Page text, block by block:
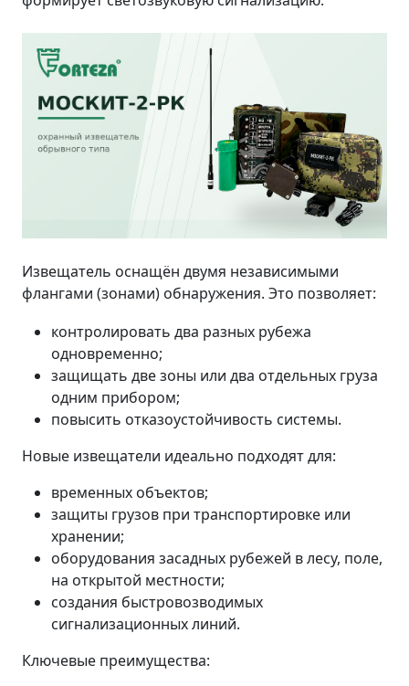
Извещатель оснащён двумя независимыми
флангами (зонами) обнаружения. Это позволяет:
контролировать два разных рубежа
одновременно;
защищать две зоны или два отдельных груза
одним прибором;
повысить отказоустойчивость системы.
Новые извещатели идеально подходят для:
временных объектов;
защиты грузов при транспортировке или
хранении;
оборудования засадных рубежей в лесу, поле,
на открытой местности;
создания быстровозводимых
сигнализационных линий.
Ключевые преимущества: